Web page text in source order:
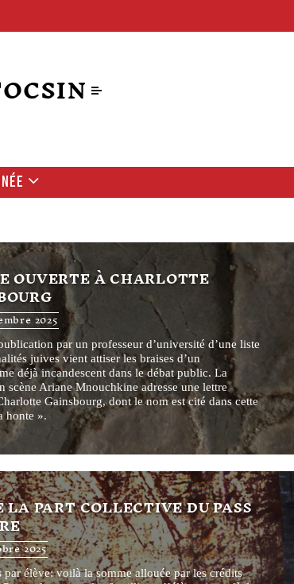
OUVERTE À CHARLOTTE
2025
par un professeur d’université d’une liste
juives vient attiser les braises d’un
déjà incandescent dans le débat public. La
scène Ariane Mnouchkine adresse une lettre
Gainsbourg, dont le nom est cité dans cette
honte ».
LA PART COLLECTIVE DU PASS
2025
par élève: voilà la somme allouée par les crédits